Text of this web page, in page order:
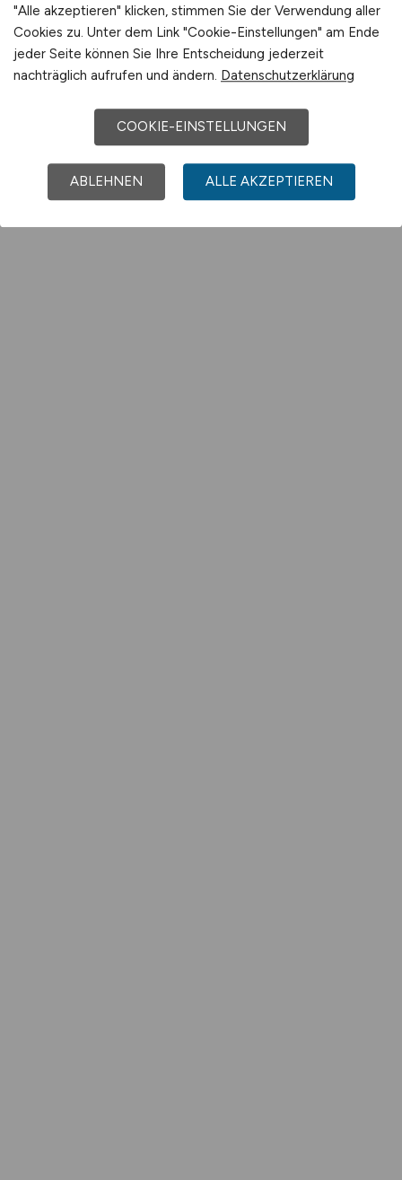
"Alle akzeptieren" klicken, stimmen Sie der Verwendung aller
Cookies zu. Unter dem Link "Cookie-Einstellungen" am Ende
jeder Seite können Sie Ihre Entscheidung jederzeit
nachträglich aufrufen und ändern. Datenschutzerklärung
COOKIE-EINSTELLUNGEN
ABLEHNEN ALLE AKZEPTIEREN